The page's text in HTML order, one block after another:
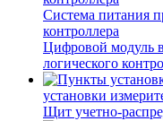
Система питания
контроллера
Цифровой модуль
логического
установки
Щит учетно-